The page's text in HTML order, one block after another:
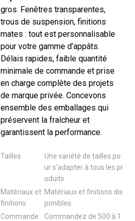
gros. Fenêtres transparentes,
trous de suspension, finitions
mates : tout est personnalisable
pour votre gamme d’appâts.
Délais rapides, faible quantité
minimale de commande et prise
en charge complète des projets
de marque privée. Concevons
ensemble des emballages qui
préservent la fraîcheur et
garantissent la performance.
Tailles
Une variété de tailles po
ur s'adapter à tous les pr
oduits
Matériaux et
finitions
Matériaux et finitions dis
ponibles
Commande
Commandez de 500 à 1